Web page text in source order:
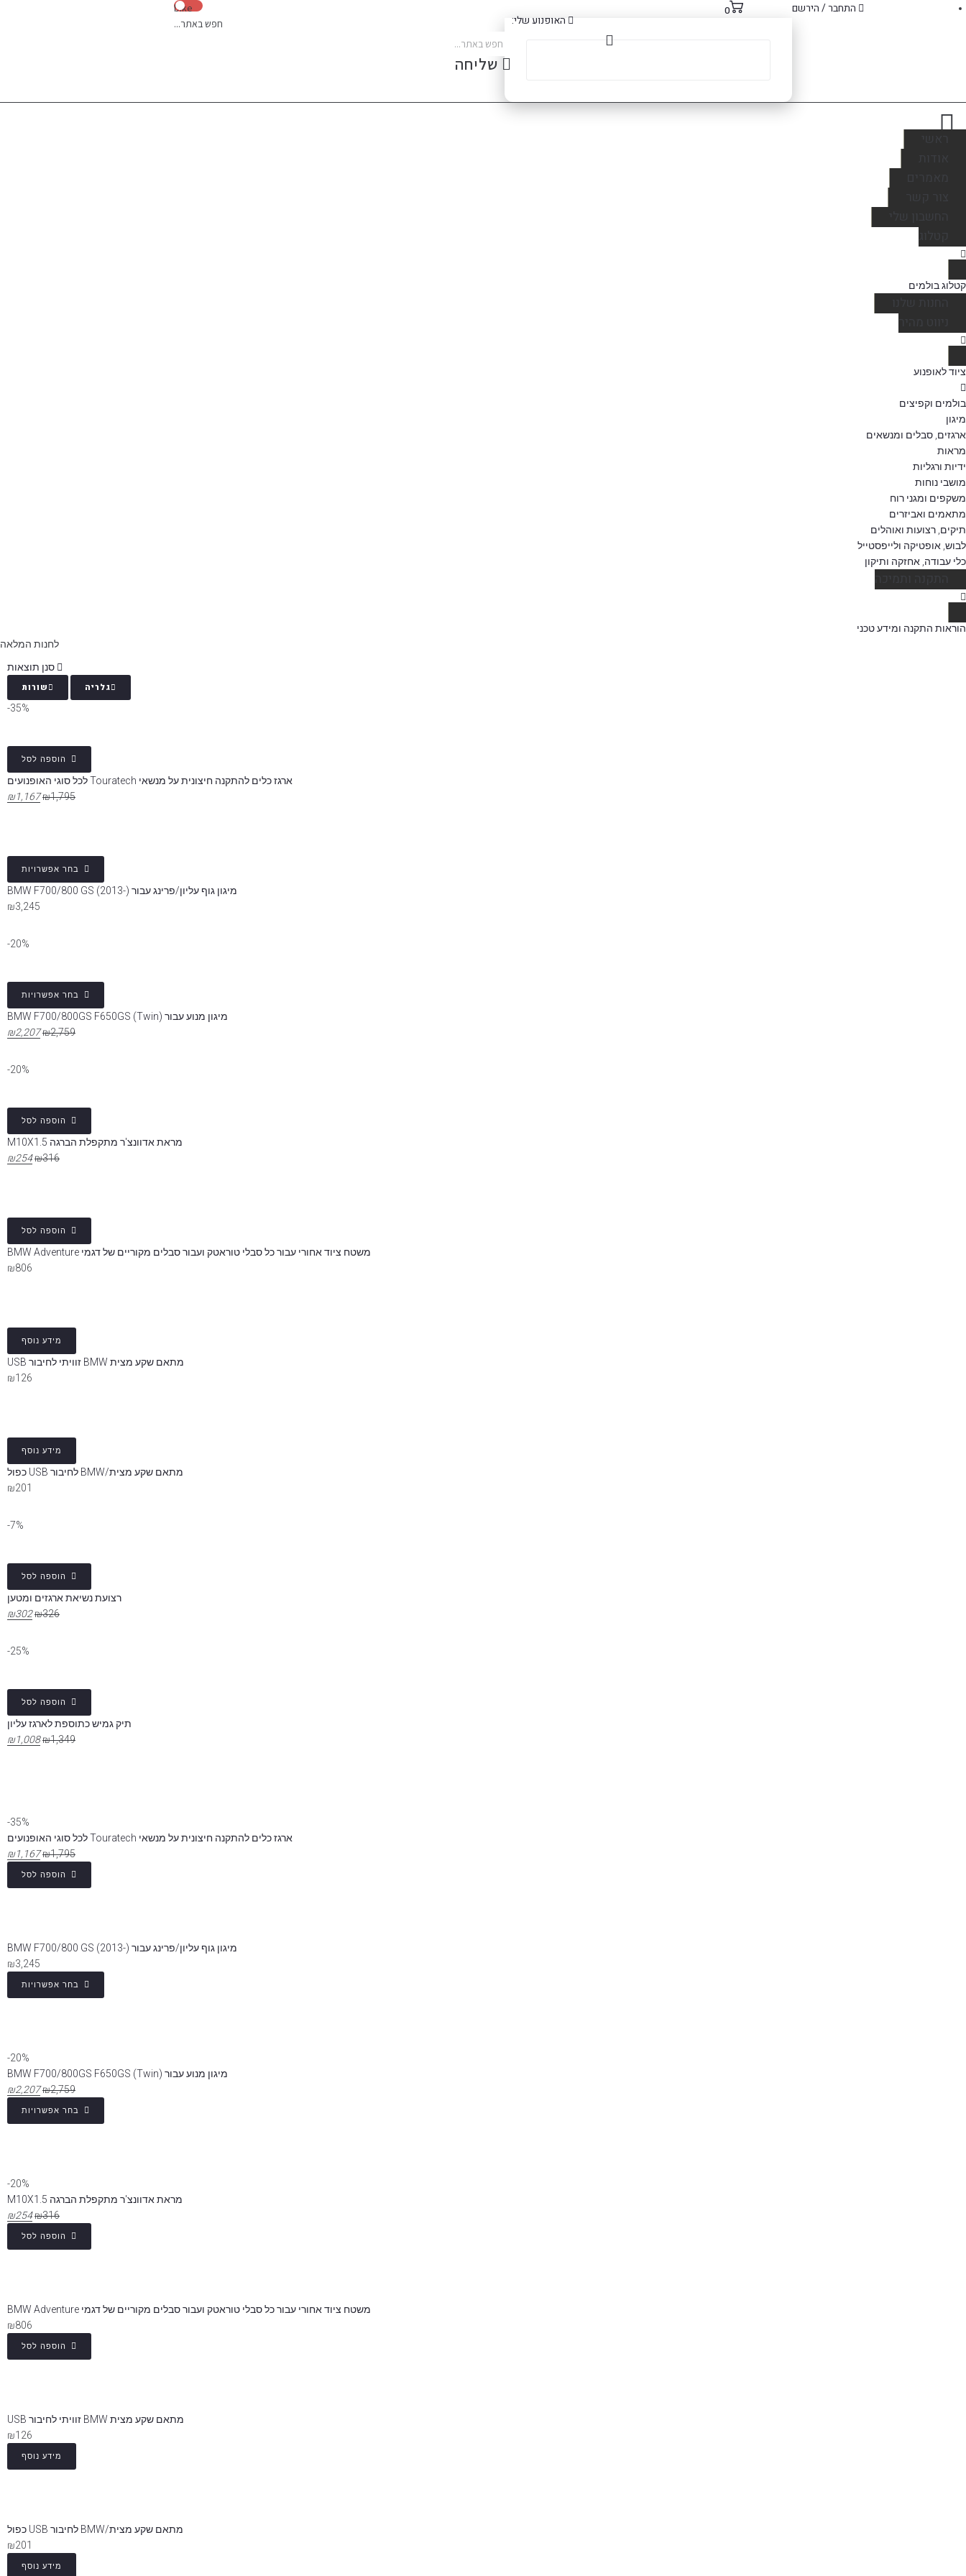
התחבר / הירשם 0
האופנוע שלי:
bike
חפש באתר...
שליחה
קטלוג בולמים
ציוד לאופנוע
בולמים וקפיצים
מיגון
ארגזים, סבלים ומנשאים
מראות
ידיות ורגליות
מושבי נוחות
משקפים ומגני רוח
מתאמים ואביזרים
תיקים, רצועות ואוהלים
לבוש, אופטיקה ולייפסטייל
כלי עבודה, אחזקה ותיקון
הוראות התקנה ומידע טכני
לחנות המלאה
סנן תוצאות
גלריה שורות
35%-
הוספה לסל
ארגז כלים להתקנה חיצונית על מנשאי Touratech לכל סוגי האופנועים
₪1,795
₪1,167
בחר אפשרויות
מיגון גוף עליון/פרינג עבור BMW F700/800 GS (2013-)
₪3,245
20%-
בחר אפשרויות
מיגון מנוע עבור BMW F700/800GS F650GS (Twin)
₪2,759
₪2,207
20%-
הוספה לסל
מראת אדוונצ'ר מתקפלת הברגה M10X1.5
₪316
₪254
הוספה לסל
משטח ציוד אחורי עבור כל סבלי טוראטק ועבור סבלים מקוריים של דגמי BMW Adventure
₪806
מידע נוסף
מתאם שקע מצית BMW זוויתי לחיבור USB
₪126
מידע נוסף
מתאם שקע מצית/BMW לחיבור USB כפול
₪201
7%-
הוספה לסל
רצועת נשיאת ארגזים ומטען
₪326
₪302
25%-
הוספה לסל
תיק גמיש כתוספת לארגז עליון
₪1,349
₪1,008
35%-
ארגז כלים להתקנה חיצונית על מנשאי Touratech לכל סוגי האופנועים
₪1,795
₪1,167
הוספה לסל
מיגון גוף עליון/פרינג עבור BMW F700/800 GS (2013-)
₪3,245
בחר אפשרויות
20%-
מיגון מנוע עבור BMW F700/800GS F650GS (Twin)
₪2,759
₪2,207
בחר אפשרויות
20%-
מראת אדוונצ'ר מתקפלת הברגה M10X1.5
₪316
₪254
הוספה לסל
משטח ציוד אחורי עבור כל סבלי טוראטק ועבור סבלים מקוריים של דגמי BMW Adventure
₪806
הוספה לסל
מתאם שקע מצית BMW זוויתי לחיבור USB
₪126
מידע נוסף
מתאם שקע מצית/BMW לחיבור USB כפול
₪201
מידע נוסף